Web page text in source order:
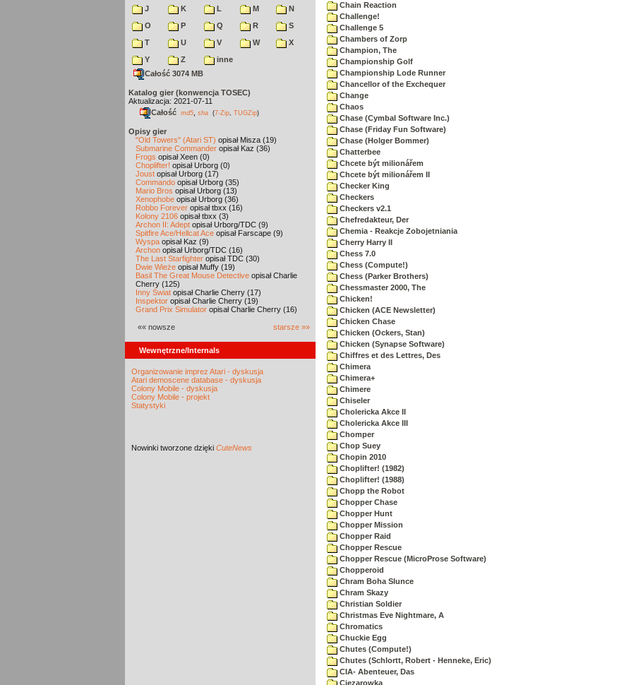
J
K L M
N
O
P Q R
S
T
U V W
X
Y
Z
inne
Całość 3074 MB
Katalog gier (konwencja TOSEC)
Aktualizacja: 2021-07-11
Całość md5 sha (7-Zip TUGZip)
Opisy gier
"Old Towers" (Atari ST) opisał Misza (19)
Submarine Commander opisał Kaz (36)
Frogs opisał Xeen (0)
Choplifter! opisał Urborg (0)
Joust opisał Urborg (17)
Commando opisał Urborg (35)
Mario Bros opisał Urborg (13)
Xenophobe opisał Urborg (36)
Robbo Forever opisał tbxx (16)
Kolony 2106 opisał tbxx (3)
Archon II: Adept opisał Urborg/TDC (9)
Spitfire Ace/Hellcat Ace opisał Farscape (9)
Wyspa opisał Kaz (9)
Archon opisał Urborg/TDC (16)
The Last Starfighter opisał TDC (30)
Dwie Wieże opisał Muffy (19)
Basil The Great Mouse Detective opisał Charlie
Cherry (125)
Inny Świat opisał Charlie Cherry (17)
Inspektor opisał Charlie Cherry (19)
Grand Prix Simulator opisał Charlie Cherry (16)
«« nowsze starsze »»
Wewnętrzne/Internals
Organizowanie imprez Atari - dyskusja
Atari demoscene database - dyskusja
Colony Mobile - dyskusja
Colony Mobile - projekt
Statystyki
Nowinki tworzone dzięki CuteNews
Chain Reaction
Challenge!
Challenge 5
Chambers of Zorp
Champion, The
Championship Golf
Championship Lode Runner
Chancellor of the Exchequer
Change
Chaos
Chase (Cymbal Software Inc.)
Chase (Friday Fun Software)
Chase (Holger Bommer)
Chatterbee
Chcete být milionářem
Chcete být milionářem II
Checker King
Checkers
Checkers v2.1
Chefredakteur, Der
Chemia - Reakcje Zobojetniania
Cherry Harry II
Chess 7.0
Chess (Compute!)
Chess (Parker Brothers)
Chessmaster 2000, The
Chicken!
Chicken (ACE Newsletter)
Chicken Chase
Chicken (Ockers, Stan)
Chicken (Synapse Software)
Chiffres et des Lettres, Des
Chimera
Chimera+
Chimere
Chiseler
Cholericka Akce II
Cholericka Akce III
Chomper
Chop Suey
Chopin 2010
Choplifter! (1982)
Choplifter! (1988)
Chopp the Robot
Chopper Chase
Chopper Hunt
Chopper Mission
Chopper Raid
Chopper Rescue
Chopper Rescue (MicroProse Software)
Chopperoid
Chram Boha Slunce
Chram Skazy
Christian Soldier
Christmas Eve Nightmare, A
Chromatics
Chuckie Egg
Chutes (Compute!)
Chutes (Schlortt, Robert - Henneke, Eric)
CIA- Abenteuer, Das
Ciezarowka